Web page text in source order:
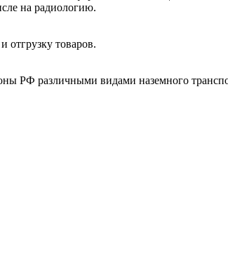
на радиологию.
отгрузку товаров.
РФ различными видами наземного